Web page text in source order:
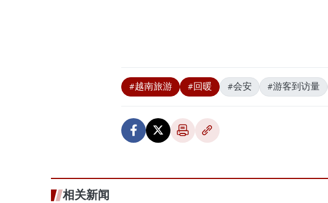
#越南旅游 #回暖 #会安 #游客到访量
相关新闻